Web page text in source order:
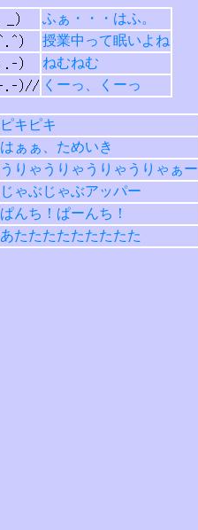
ふぁ・・・はふ。
授業中って眠いよね
ねむねむ
くーっ、くーっ
ピキピキ
はぁぁ、ためいき
うりゃうりゃうりゃうりゃぁー
じゃぶじゃぶアッパー
ぱんち！ぱーんち！
あたたたたたたたたた